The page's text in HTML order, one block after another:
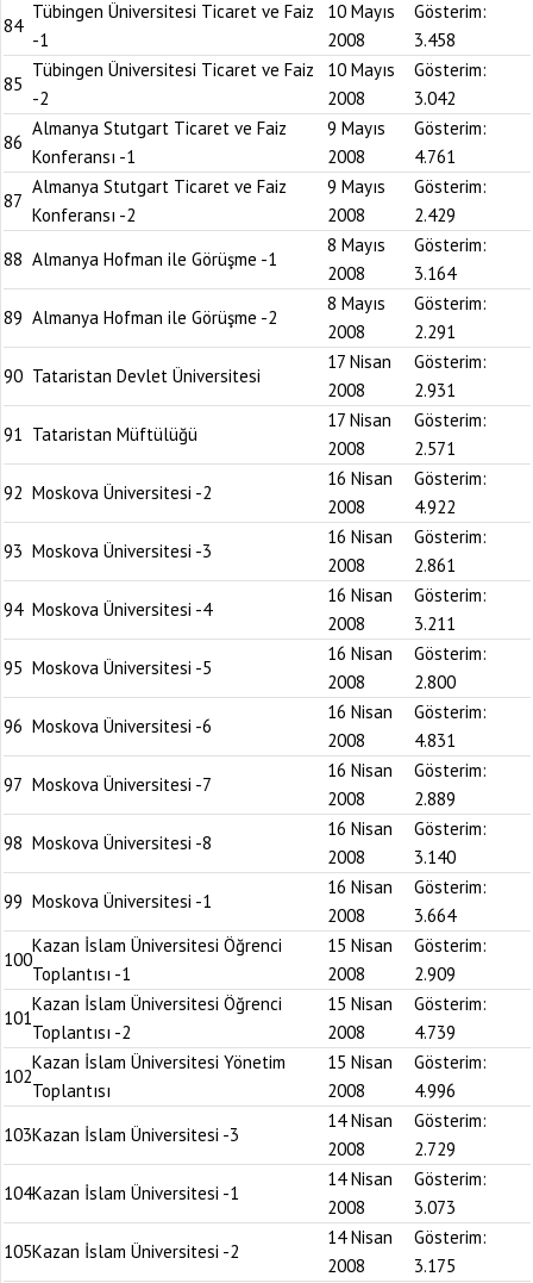
84
Tübingen Üniversitesi Ticaret ve Faiz
-1
10 Mayıs
2008
Gösterim:
3.458
85
Tübingen Üniversitesi Ticaret ve Faiz
-2
10 Mayıs
2008
Gösterim:
3.042
86
Almanya Stutgart Ticaret ve Faiz
Konferansı -1
9 Mayıs
2008
Gösterim:
4.761
87
Almanya Stutgart Ticaret ve Faiz
Konferansı -2
9 Mayıs
2008
Gösterim:
2.429
88 Almanya Hofman ile Görüşme -1
8 Mayıs
2008
Gösterim:
3.164
89 Almanya Hofman ile Görüşme -2
8 Mayıs
2008
Gösterim:
2.291
90 Tataristan Devlet Üniversitesi
17 Nisan
2008
Gösterim:
2.931
91 Tataristan Müftülüğü
17 Nisan
2008
Gösterim:
2.571
92 Moskova Üniversitesi -2
16 Nisan
2008
Gösterim:
4.922
93 Moskova Üniversitesi -3
16 Nisan
2008
Gösterim:
2.861
94 Moskova Üniversitesi -4
16 Nisan
2008
Gösterim:
3.211
95 Moskova Üniversitesi -5
16 Nisan
2008
Gösterim:
2.800
96 Moskova Üniversitesi -6
16 Nisan
2008
Gösterim:
4.831
97 Moskova Üniversitesi -7
16 Nisan
2008
Gösterim:
2.889
98 Moskova Üniversitesi -8
16 Nisan
2008
Gösterim:
3.140
99 Moskova Üniversitesi -1
16 Nisan
2008
Gösterim:
3.664
100
Kazan İslam Üniversitesi Öğrenci
Toplantısı -1
15 Nisan
2008
Gösterim:
2.909
101
Kazan İslam Üniversitesi Öğrenci
Toplantısı -2
15 Nisan
2008
Gösterim:
4.739
102
Kazan İslam Üniversitesi Yönetim
Toplantısı
15 Nisan
2008
Gösterim:
4.996
103Kazan İslam Üniversitesi -3
14 Nisan
2008
Gösterim:
2.729
104Kazan İslam Üniversitesi -1
14 Nisan
2008
Gösterim:
3.073
105Kazan İslam Üniversitesi -2
14 Nisan
2008
Gösterim:
3.175